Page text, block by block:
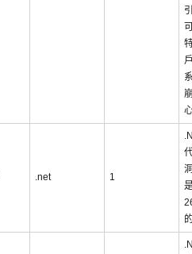
.net 1